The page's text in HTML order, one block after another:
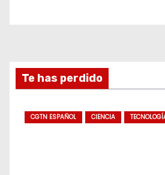
Te has perdido
CGTN ESPAÑOL CIENCIA